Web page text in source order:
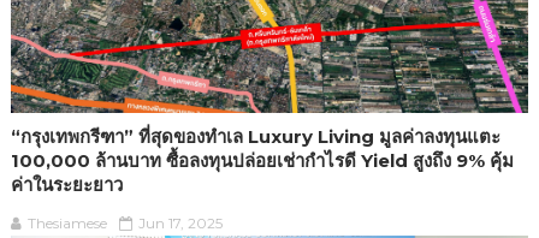
“กรุงเทพกรีฑา” ที่สุดของทำเล Luxury Living มูลค่าลงทุนแตะ
100,000 ล้านบาท ซื้อลงทุนปล่อยเช่ากำไรดี Yield สูงถึง 9% คุ้ม
ค่าในระยะยาว
Thesiamese Jun 17, 2025